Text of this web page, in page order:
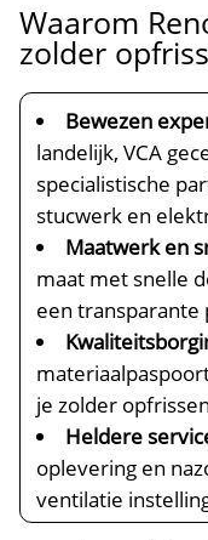
Waarom
zolder
Bewezen
landelijk, VCA
specialistische
stucwerk en
Maatwerk en
maat met snelle
een transparante
je zolder
Heldere
oplevering en
ventilatie